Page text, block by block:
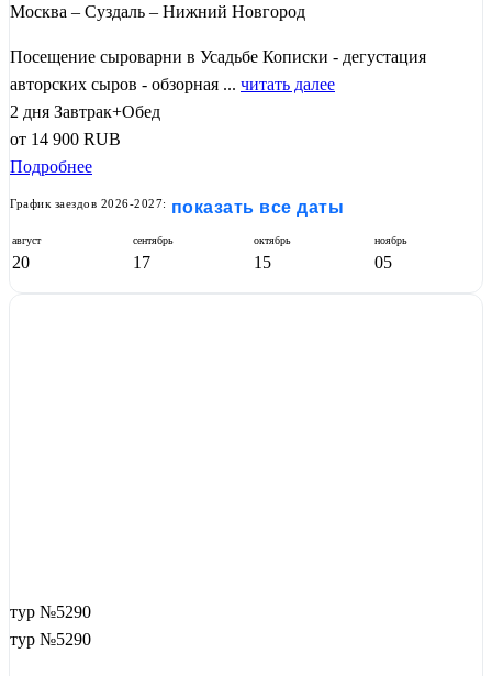
Москва – Суздаль – Нижний Новгород
Посещение сыроварни в Усадьбе Кописки - дегустация
авторских сыров - обзорная ... читать далее
2 дня Завтрак+Обед
от 14 900 RUB
Подробнее
График заездов 2026-2027: показать все даты
август
20
сентябрь
17
октябрь
15
ноябрь
05
тур №5290
тур №5290